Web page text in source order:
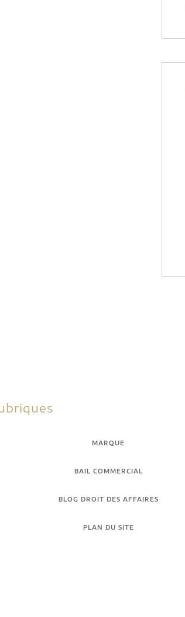
MARQUE
BAIL COMMERCIAL
BLOG DROIT DES AFFAIRES
PLAN DU SITE